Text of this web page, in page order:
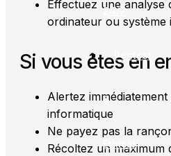
24/7
Pentest
&
Ethical
Effectuez une analyse
ordinateur ou système
Si vous êtes en
Alertez
informatique
Ne payez pas la
Récoltez un maximum